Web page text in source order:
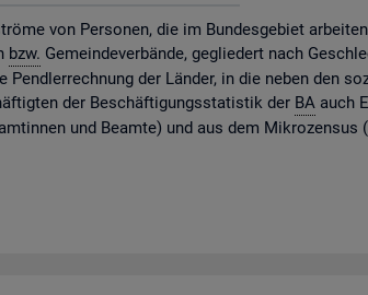
von Per­so­nen, die im Bun­des­ge­biet
bzw. Ge­mein­de­ver­bän­de, ge­glie­dert nach
der Län­der, in die neben den
der Be­schäf­ti­gungs­sta­tis­tik der BAauch
und Be­am­te) und aus dem